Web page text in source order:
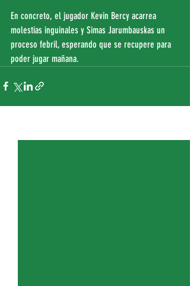
En concreto, el jugador Kevin Bercy acarrea
molestias inguinales y Simas Jarumbauskas un
proceso febril, esperando que se recupere para
poder jugar mañana.